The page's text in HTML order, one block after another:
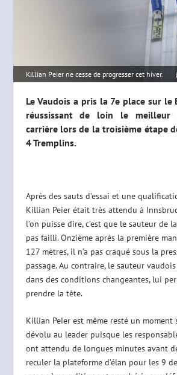
Killian Peier ne cesse de progresser cet hiver.
Le Vaudois a pris la 7e place sur le
réussissant de loin le meilleur
carrière lors de la troisième étape
4 Tremplins.
Après des sauts d’essai et une
Killian Peier était très attendu à
l’on puisse dire, c’est que le sauteur de
pas failli. Onzième après la première
127 mètres, il n’a pas craqué sous la
passage. Au contraire, le sauteur
dans des conditions changeantes, lui
prendre la tête.
Killian Peier est même resté un
dévolu au leader puisque les
ont attendu de longues minutes avant
reculer la plateforme d’élan pour les 9